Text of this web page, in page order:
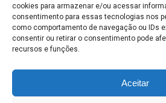
cookies para armazenar e/ou acessar
consentimento para essas tecnologias nos
como comportamento de navegação ou IDs
consentir ou retirar o consentimento pode
recursos e funções.
Aceitar
informativo, servindo como boletins de
interpretadas como recomendações de